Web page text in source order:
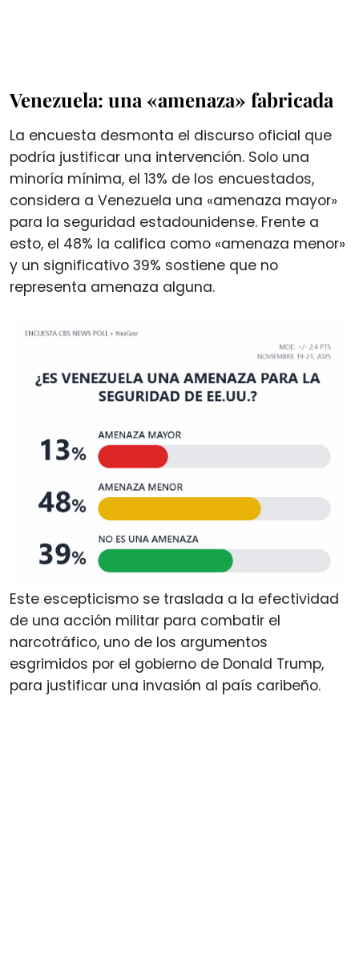
Venezuela: una «amenaza» fabricada
La encuesta desmonta el discurso oficial que
podría justificar una intervención. Solo una
minoría mínima, el 13% de los encuestados,
considera a Venezuela una «amenaza mayor»
para la seguridad estadounidense. Frente a
esto, el 48% la califica como «amenaza menor»
y un significativo 39% sostiene que no
representa amenaza alguna.
Este escepticismo se traslada a la efectividad
de una acción militar para combatir el
narcotráfico, uno de los argumentos
esgrimidos por el gobierno de Donald Trump,
para justificar una invasión al país caribeño.